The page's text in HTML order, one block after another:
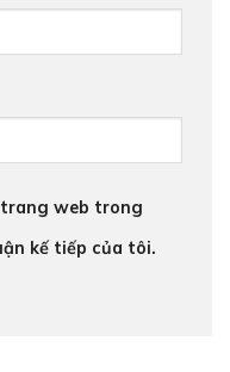
web trong
kế tiếp của tôi.